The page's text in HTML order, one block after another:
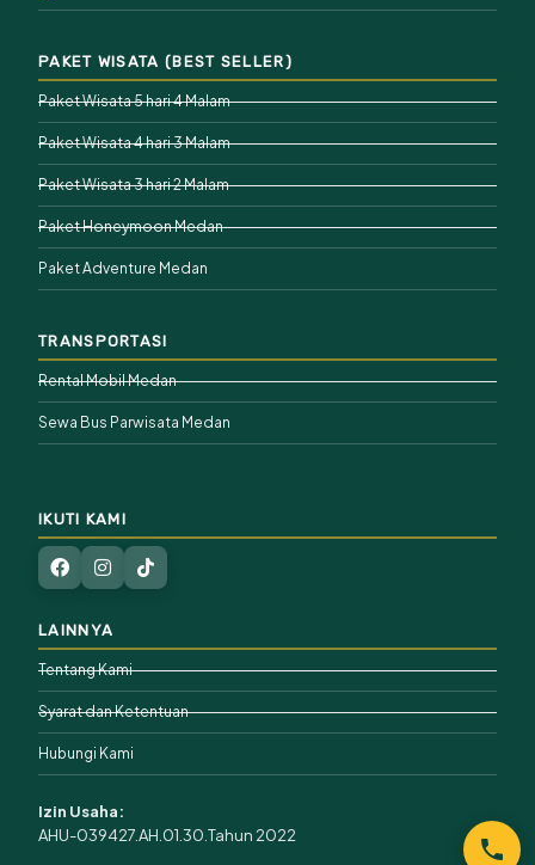
PAKET WISATA (BEST SELLER)
Paket Wisata 5 hari 4 Malam
Paket Wisata 4 hari 3 Malam
Paket Wisata 3 hari 2 Malam
Paket Honeymoon Medan
Paket Adventure Medan
TRANSPORTASI
Rental Mobil Medan
Sewa Bus Parwisata Medan
IKUTI KAMI
LAINNYA
Tentang Kami
Syarat dan Ketentuan
Hubungi Kami
Izin Usaha:
AHU-039427.AH.01.30.Tahun 2022